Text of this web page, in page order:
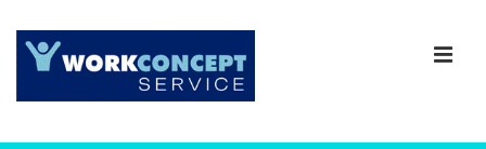
Zum
Inhalt